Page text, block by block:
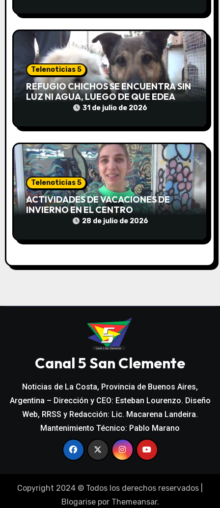
a
a
s
Telenoticias 5
REFUGIO CHICHOS SE ENCUENTRA SIN
LUZ NI AGUA, LUEGO DE QUE EDEA
CORTARA EL SUMINISTRO SIN AVISO
31 de julio de 2026
Telenoticias 5
ACTIVIDADES DE VACACIONES DE
INVIERNO EN EL CENTRO
COMUNITARIO EL TALA
28 de julio de 2026
Canal 5 San Clemente
Noticias de La Costa, Provincia de Buenos Aires,
Argentina – Dirección y CEO: Esteban Lourenzo. Diseño
Web, RRSS y Redacción: Lic. Macarena Landeira.
Mantenimiento Técnico: Pablo Marano
Copyright 2024 © Todos los derechos reservados
Blogarisepor Themeansar.